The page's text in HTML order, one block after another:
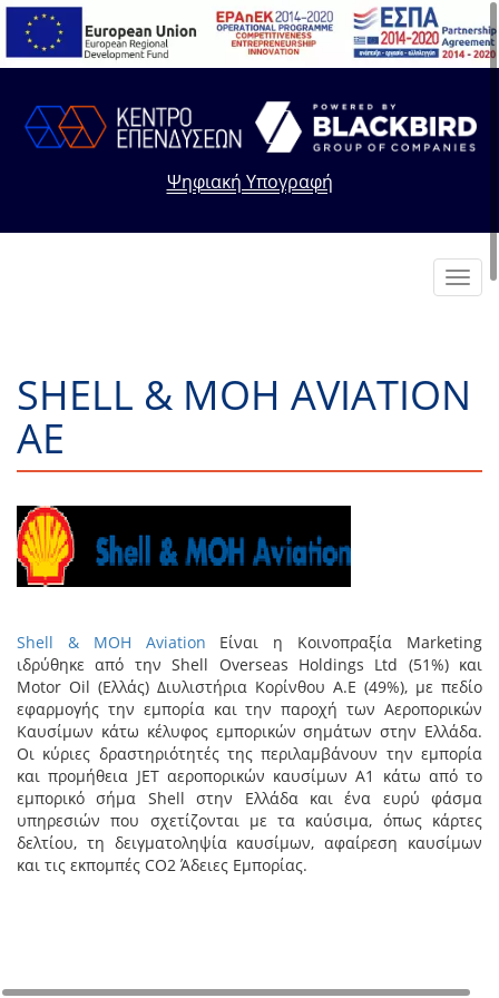
Ψηφιακή Υπογραφή
SHELL & MOH AVIATION
AE
Shell & MOH Aviation Είναι η Κοινοπραξία Marketing
ιδρύθηκε από την Shell Overseas Holdings Ltd (51%) και
Motor Oil (Ελλάς) Διυλιστήρια Κορίνθου Α.Ε (49%), με πεδίο
εφαρμογής την εμπορία και την παροχή των Αεροπορικών
Καυσίμων κάτω κέλυφος εμπορικών σημάτων στην Ελλάδα.
Οι κύριες δραστηριότητές της περιλαμβάνουν την εμπορία
και προμήθεια JET αεροπορικών καυσίμων Α1 κάτω από το
εμπορικό σήμα Shell στην Ελλάδα και ένα ευρύ φάσμα
υπηρεσιών που σχετίζονται με τα καύσιμα, όπως κάρτες
δελτίου, τη δειγματοληψία καυσίμων, αφαίρεση καυσίμων
και τις εκπομπές CO2 Άδειες Εμπορίας.